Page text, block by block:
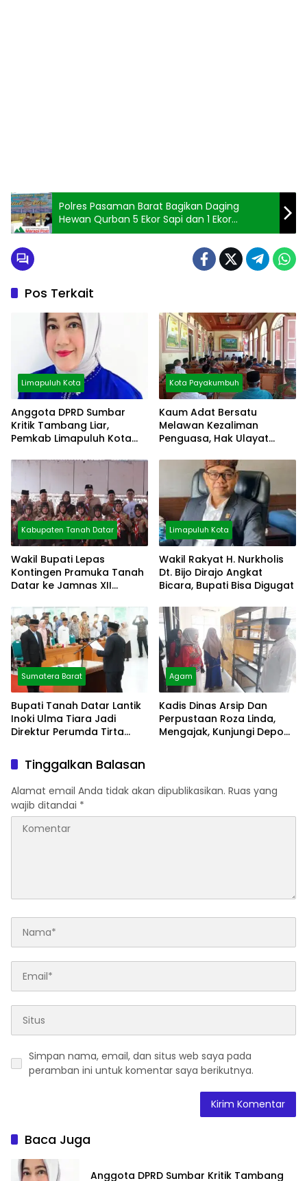
Polres Pasaman Barat Bagikan Daging
Hewan Qurban 5 Ekor Sapi dan 1 Ekor
Kambing
Pos Terkait
Limapuluh Kota
Anggota DPRD Sumbar
Kritik Tambang Liar,
Pemkab Limapuluh Kota
Kota Payakumbuh
Kaum Adat Bersatu
Melawan Kezaliman
Penguasa, Hak Ulayat
Kabupaten Tanah Datar
Wakil Bupati Lepas
Kontingen Pramuka Tanah
Datar ke Jamnas XII
Limapuluh Kota
Wakil Rakyat H. Nurkholis
Dt. Bijo Dirajo Angkat
Bicara, Bupati Bisa Digugat
Sumatera Barat
Bupati Tanah Datar Lantik
Inoki Ulma Tiara Jadi
Direktur Perumda Tirta
Agam
Kadis Dinas Arsip Dan
Perpustaan Roza Linda,
Mengajak, Kunjungi Depo
Tinggalkan Balasan
Alamat email Anda tidak akan dipublikasikan. Ruas yang
wajib ditandai *
Simpan nama, email, dan situs web saya pada
peramban ini untuk komentar saya berikutnya.
Baca Juga
Anggota DPRD Sumbar Kritik Tambang